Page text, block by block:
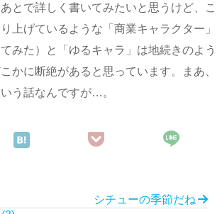
とで詳しく書いてみたいと思うけど、こ
上げているような「商業キャラクター」
てみた）と「ゆるキャラ」は地続きのよう
かに断絶があると思っています。まあ、
う話なんですが…。
シチューの季節だね